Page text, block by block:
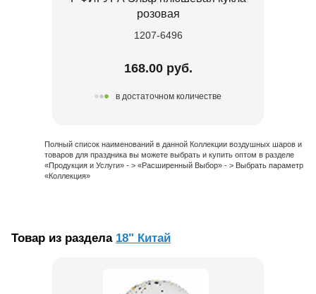
розовая
1207-6496
168.00 руб.
в достаточном количестве
Полный список наименований в данной Коллекции воздушных шаров и
товаров для праздника вы можете выбрать и купить оптом в разделе
«Продукция и Услуги» - > «Расширенный Выбор» - > Выбрать параметр
«Коллекция»
Товар из раздела 18" Китай